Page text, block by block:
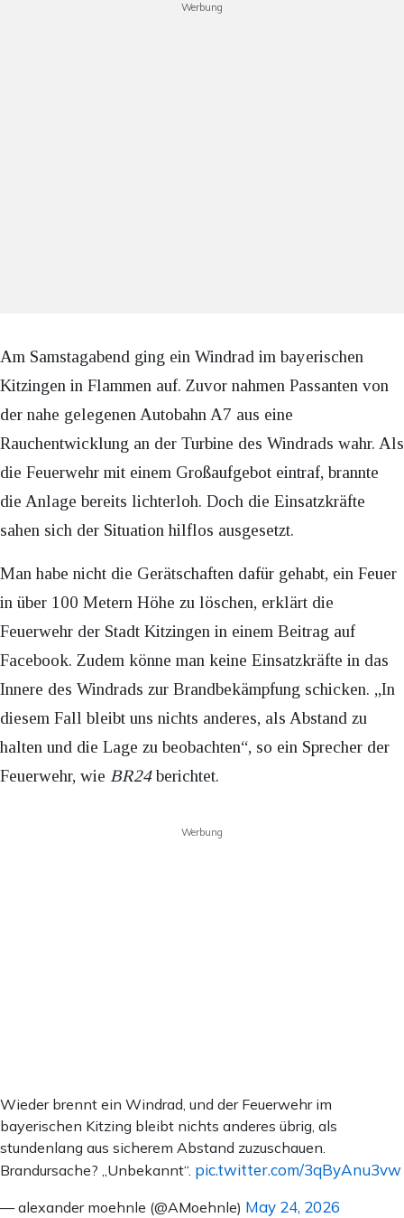
Werbung
Am Samstagabend ging ein Windrad im bayerischen
Kitzingen in Flammen auf. Zuvor nahmen Passanten von
der nahe gelegenen Autobahn A7 aus eine
Rauchentwicklung an der Turbine des Windrads wahr. Als
die Feuerwehr mit einem Großaufgebot eintraf, brannte
die Anlage bereits lichterloh. Doch die Einsatzkräfte
sahen sich der Situation hilflos ausgesetzt.
Man habe nicht die Gerätschaften dafür gehabt, ein Feuer
in über 100 Metern Höhe zu löschen, erklärt die
Feuerwehr der Stadt Kitzingen in einem Beitrag auf
Facebook. Zudem könne man keine Einsatzkräfte in das
Innere des Windrads zur Brandbekämpfung schicken. „In
diesem Fall bleibt uns nichts anderes, als Abstand zu
halten und die Lage zu beobachten“, so ein Sprecher der
Feuerwehr, wie BR24berichtet.
Werbung
Wieder brennt ein Windrad, und der Feuerwehr im
bayerischen Kitzing bleibt nichts anderes übrig, als
stundenlang aus sicherem Abstand zuzuschauen.
Brandursache? „Unbekannt“. pic.twitter.com/3qByAnu3vw
— alexander moehnle (@AMoehnle) May 24, 2026